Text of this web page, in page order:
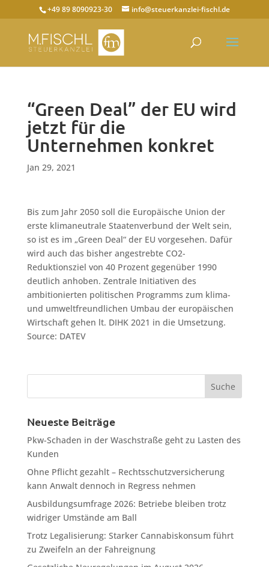
+49 89 8090923-30 info@steuerkanzlei-fischl.de
“Green Deal” der EU wird
jetzt für die
Unternehmen konkret
Jan 29, 2021
Bis zum Jahr 2050 soll die Europäische Union der
erste klimaneutrale Staatenverbund der Welt sein,
so ist es im „Green Deal“ der EU vorgesehen. Dafür
wird auch das bisher angestrebte CO2-
Reduktionsziel von 40 Prozent gegenüber 1990
deutlich anhoben. Zentrale Initiativen des
ambitionierten politischen Programms zum klima-
und umweltfreundlichen Umbau der europäischen
Wirtschaft gehen lt. DIHK 2021 in die Umsetzung.
Source: DATEV
Neueste Beiträge
Pkw-Schaden in der Waschstraße geht zu Lasten des
Kunden
Ohne Pflicht gezahlt – Rechtsschutzversicherung
kann Anwalt dennoch in Regress nehmen
Ausbildungsumfrage 2026: Betriebe bleiben trotz
widriger Umstände am Ball
Trotz Legalisierung: Starker Cannabiskonsum führt
zu Zweifeln an der Fahreignung